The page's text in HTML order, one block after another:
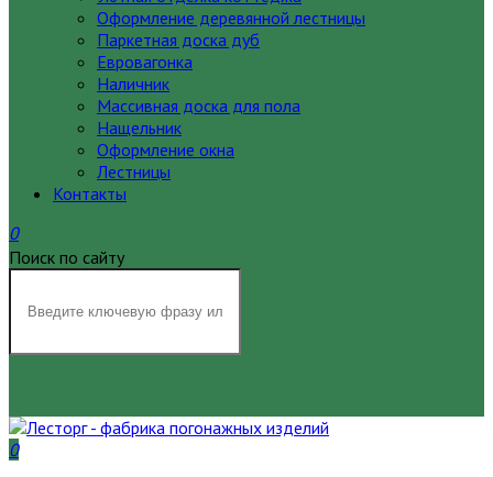
Оформление деревянной лестницы
Паркетная доска дуб
Евровагонка
Наличник
Массивная доска для пола
Нащельник
Оформление окна
Лестницы
Контакты
0
Поиск по сайту
0